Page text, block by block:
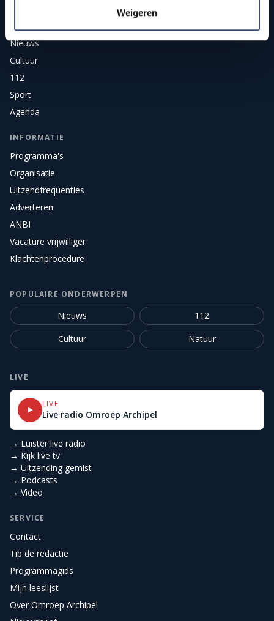
Weigeren
Nieuws
Cultuur
112
Sport
Agenda
INFORMATIE
Programma's
Organisatie
Uitzendfrequenties
Adverteren
ANBI
Vacature vrijwilliger
Klachtenprocedure
POPULAIRE ONDERWERPEN
Nieuws
112
Cultuur
Natuur
LIVE
LIVE
Live radio Omroep Archipel
→ Luister live radio
→ Kijk live tv
→ Uitzending gemist
→ Podcasts
→ Video
SERVICE
Contact
Tip de redactie
Programmagids
Mijn leeslijst
Over Omroep Archipel